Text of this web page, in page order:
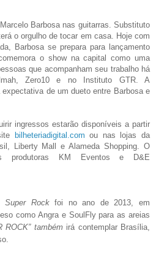
Barbosa nas guitarras. Substituto
o orgulho de tocar em casa. Hoje com
Barbosa se prepara para lançamento
o show na capital como uma
que acompanham seu trabalho há
Zero10 e no Instituto GTR. A
de um dueto entre Barbosa e
ingressos estarão disponíveis a partir
bilheteriadigital.com ou nas lojas da
Liberty Mall e Alameda Shopping. O
produtoras KM Eventos e D&E
Super Rockfoi no ano de 2013, em
como Angra e SoulFly para as areias
ROCK” também irá contemplar Brasília,